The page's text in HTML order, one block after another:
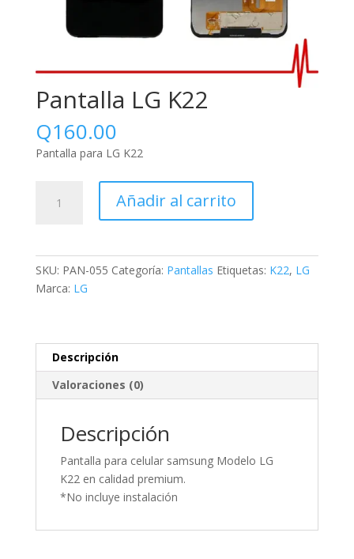
Pantalla LG K22
Q160.00
Pantalla para LG K22
Añadir al carrito
SKU: PAN-055 Categoría: Pantallas Etiquetas: K22, LG
Marca: LG
Descripción
Valoraciones (0)
Descripción
Pantalla para celular samsung Modelo LG
K22 en calidad premium.
*No incluye instalación